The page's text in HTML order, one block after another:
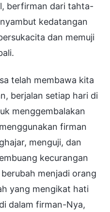
berfirman dari tahta-
kedatangan
dan memuji
telah membawa kita
berjalan setiap hari di
menggembalakan
firman
menguji, dan
kecurangan
menjadi orang
yang mengikat hati
dalam firman-Nya,